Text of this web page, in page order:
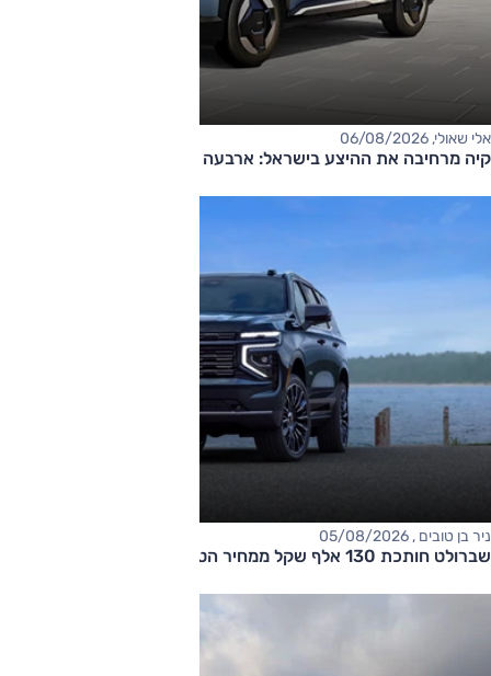
אלי שאולי, 06/08/2026
קיה מרחיבה את ההיצע בישראל: ארבעה דגמים חדשים בדרך
ניר בן טובים , 05/08/2026
שברולט חותכת 130 אלף שקל ממחיר הטאהו